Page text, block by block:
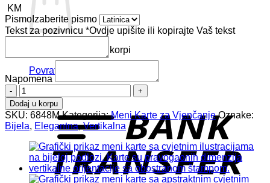
Nema proizvoda u korpi
Povratak u trgovinu
KM
PismoIzaberite pismo
Tekst za pozivnicu *Ovdje upišite ili kopirajte Vaš tekst
Napomena
Meni
karta
za
vjenčanje
6848M
količina
Dodaj u korpu
SKU: 6848M Kategorija:Meni Karte za Vjenčanje Oznake:
Bijela, Elegantna,Vertikalna